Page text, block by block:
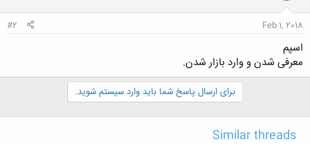
Feb 1, 2018
#2
اسپم
معرفی شدن و وارد بازار شدن.
برای ارسال پاسخ شما باید وارد سیستم شوید.
Similar threads